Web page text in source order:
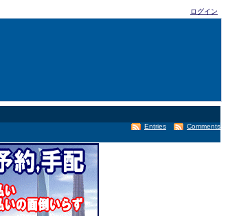
ログイン
Comments
Entries